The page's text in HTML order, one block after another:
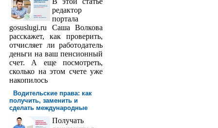
редактор
порта­ла
gosuslugi.ru Саша Волкова
расскажет, как проверить,
отчисляет ли работодатель
деньги на ваш пенсионный
счет. А еще посмотреть,
сколько на этом счете уже
накопилось
Водительские права: как
получить, заменить и
сделать международ­ные
Получать